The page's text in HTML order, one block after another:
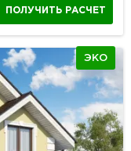
ПОЛУЧИТЬ РАСЧЕТ
ЭКО